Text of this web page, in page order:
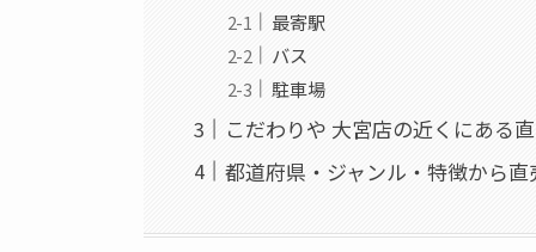
最寄駅
バス
駐車場
こだわりや 大宮店の近くにある
都道府県・ジャンル・特徴から